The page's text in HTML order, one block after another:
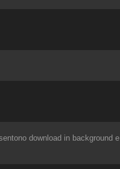
download in background e